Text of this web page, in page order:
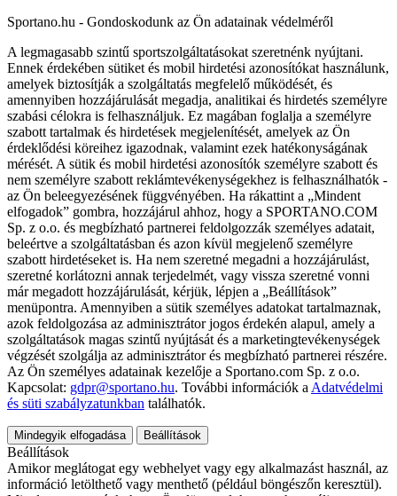
Sportano.hu - Gondoskodunk az Ön adatainak védelméről
A legmagasabb szintű sportszolgáltatásokat szeretnénk nyújtani.
Ennek érdekében sütiket és mobil hirdetési azonosítókat használunk,
amelyek biztosítják a szolgáltatás megfelelő működését, és
amennyiben hozzájárulását megadja, analitikai és hirdetés személyre
szabási célokra is felhasználjuk. Ez magában foglalja a személyre
szabott tartalmak és hirdetések megjelenítését, amelyek az Ön
érdeklődési köreihez igazodnak, valamint ezek hatékonyságának
mérését. A sütik és mobil hirdetési azonosítók személyre szabott és
nem személyre szabott reklámtevékenységekhez is felhasználhatók -
az Ön beleegyezésének függvényében. Ha rákattint a „Mindent
elfogadok” gombra, hozzájárul ahhoz, hogy a SPORTANO.COM
Sp. z o.o. és megbízható partnerei feldolgozzák személyes adatait,
beleértve a szolgáltatásban és azon kívül megjelenő személyre
szabott hirdetéseket is. Ha nem szeretné megadni a hozzájárulást,
szeretné korlátozni annak terjedelmét, vagy vissza szeretné vonni
már megadott hozzájárulását, kérjük, lépjen a „Beállítások”
menüpontra. Amennyiben a sütik személyes adatokat tartalmaznak,
azok feldolgozása az adminisztrátor jogos érdekén alapul, amely a
szolgáltatások magas szintű nyújtását és a marketingtevékenységek
végzését szolgálja az adminisztrátor és megbízható partnerei részére.
Az Ön személyes adatainak kezelője a Sportano.com Sp. z o.o.
Kapcsolat: gdpr@sportano.hu. További információk a Adatvédelmi
és süti szabályzatunkban találhatók.
Mindegyik elfogadása Beállítások
Beállítások
Amikor meglátogat egy webhelyet vagy egy alkalmazást használ, az
információ letölthető vagy menthető (például böngészőn keresztül).